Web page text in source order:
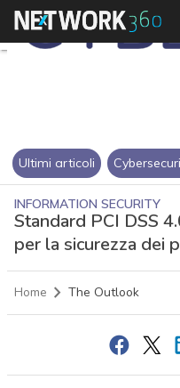
Ultimi articoli
INFORMATION SECURITY
Standard PCI DSS
per la sicurezza dei
Home The Outlook